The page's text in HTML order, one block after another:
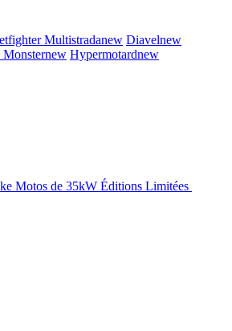
Multistradanew Diavelnew
Monsternew Hypermotardnew
Motos de 35kW Éditions Limitées